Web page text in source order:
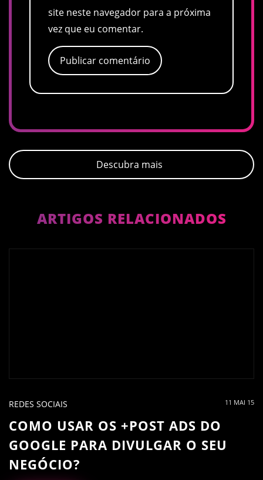
site neste navegador para a próxima
vez que eu comentar.
Descubra mais
ARTIGOS RELACIONADOS
REDES SOCIAIS 11 MAI 15
COMO USAR OS +POST ADS DO
GOOGLE PARA DIVULGAR O SEU
NEGÓCIO?